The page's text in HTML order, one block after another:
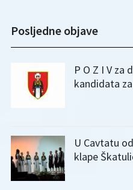
Posljedne objave
P O Z I V za
kandidata
U Cavtatu
klape